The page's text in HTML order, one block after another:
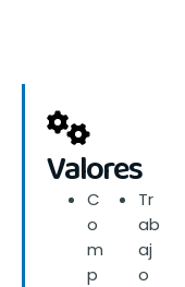
Valores
C
o
m
p
Tr
ab
aj
o